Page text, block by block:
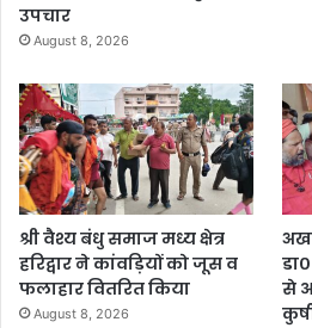
उपचार
August 8, 2026
श्री वैश्य बंधु समाज मध्य क्षेत्र
हरिद्वार ने कांवड़ियों को जूस व
फलाहार वितरित किया
August 8, 2026
से